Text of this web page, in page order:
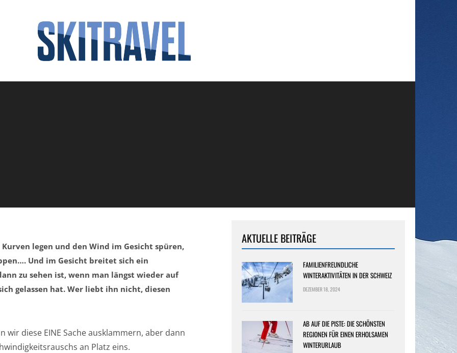
legen und den Wind im Gesicht spüren,
Und im Gesicht breitet sich ein
zu sehen ist, wenn man längst wieder auf
gelassen hat. Wer liebt ihn nicht, diesen
wir diese EINE Sache ausklammern, aber dann
an Platz eins.
AKTUELLE BEITRÄGE
FAMILIENFREUNDLICHE
WINTERAKTIVITÄTEN IN DER SCHWEIZ
DEZEMBER 18, 2024
AB AUF DIE PISTE: DIE SCHÖNSTEN
REGIONEN FÜR EINEN ERHOLSAMEN
WINTERURLAUB